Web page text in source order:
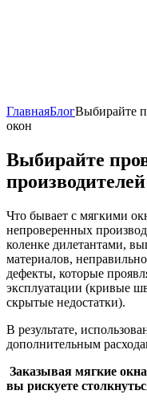
ГлавнаяБлогВыбирайте
окон
Выбирайте
Что бывает с мягкими
непроверенных
коленке дилетантами,
материалов,
дефекты, которые
эксплуатации (кривые
скрытые недостатки).
В результате,
дополнительным
Заказывая мягкие
вы рискуете